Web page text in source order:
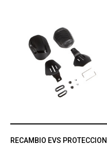
RECAMBIO EVS PROTECCION